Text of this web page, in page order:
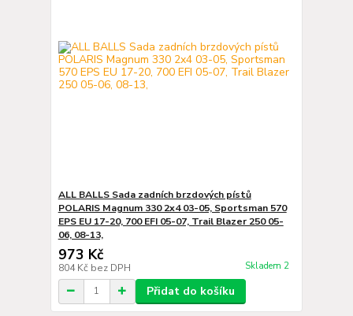
ALL BALLS Sada zadních brzdových pístů
POLARIS Magnum 330 2x4 03-05, Sportsman 570
EPS EU 17-20, 700 EFI 05-07, Trail Blazer 250 05-
06, 08-13,
973 Kč
804 Kč bez DPH Skladem 2
Přidat do košíku